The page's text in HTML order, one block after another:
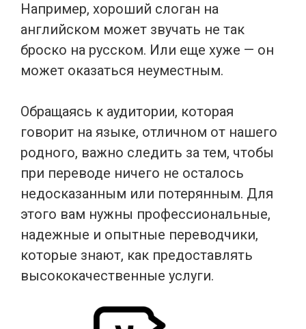
Например, хороший слоган на
английском может звучать не так
броско на русском. Или еще хуже — он
может оказаться неуместным.
Обращаясь к аудитории, которая
говорит на языке, отличном от нашего
родного, важно следить за тем, чтобы
при переводе ничего не осталось
недосказанным или потерянным. Для
этого вам нужны профессиональные,
надежные и опытные переводчики,
которые знают, как предоставлять
высококачественные услуги.